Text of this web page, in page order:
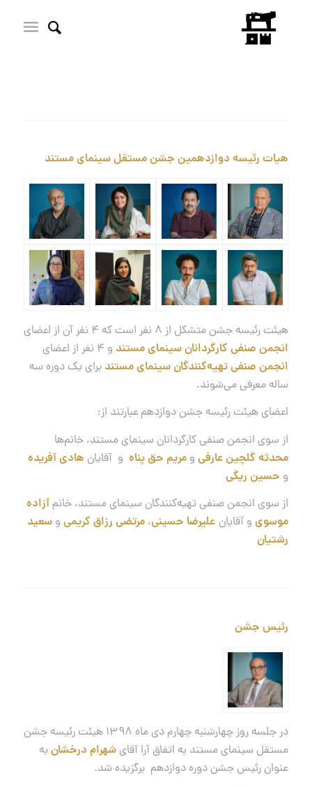
هیات رئیسه دوازدهمین جشن مستقل سینمای مستند
هیئت رئیسه جشن متشکل از ۸ نفر است که ۴ نفر آن از اعضای
انجمن صنفی کارگردانان سینمای مستند و ۴ نفر از اعضای
انجمن صنفی تهیه‌کنندگان سینمای مستند برای یک دوره سه
ساله معرفی می‌شوند.
اعضای هیئت رئیسه جشن دوازدهم عبارتند از:
از سوی انجمن صنفی کارگردانان سینمای مستند، خانم‌ها
محدثه گلچین عارفی و مریم حق پناه و آقایان هادی آفریده
و حسین ریگی
از سوی انجمن صنفی تهیه‌کنندگان سینمای مستند، خانم آزاده
موسویو آقایان علیرضا حسینی، مرتضی رزاق کریمی و سعید
رشتیان
رئیس جشن
در جلسه روز چهارشنبه چهارم دی ماه ۱۳۹۸ هیئت رئیسه جشن
مستقل سینمای مستند به اتفاق آرا آقای شهرام درخشانبه
عنوان رئیس جشن دوره دوازدهم برگزیده شد.